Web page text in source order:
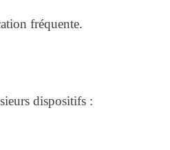
fréquente.
dispositifs :